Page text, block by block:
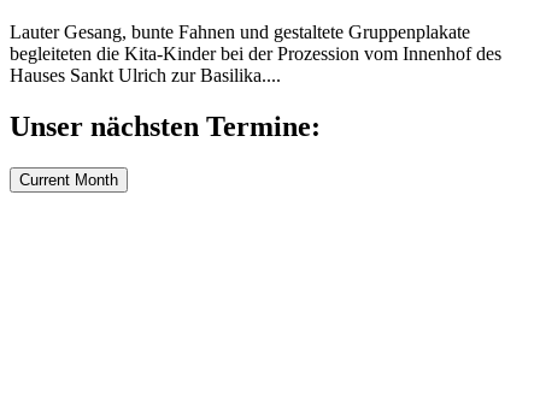
Lauter Gesang, bunte Fahnen und gestaltete Gruppenplakate
begleiteten die Kita-Kinder bei der Prozession vom Innenhof des
Hauses Sankt Ulrich zur Basilika....
Unser nächsten Termine:
Current Month